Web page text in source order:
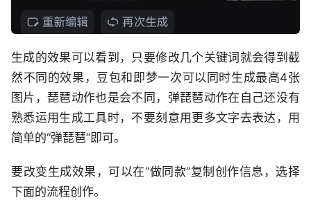
生成的效果可以看到，只要修改几个关键词就会得到截
然不同的效果，豆包和即梦一次可以同时生成最高4张
图片，琵琶动作也是会不同，弹琵琶动作在自己还没有
熟悉运用生成工具时，不要刻意用更多文字去表达，用
简单的“弹琵琶”即可。
要改变生成效果，可以在“做同款”复制创作信息，选择
下面的流程创作。